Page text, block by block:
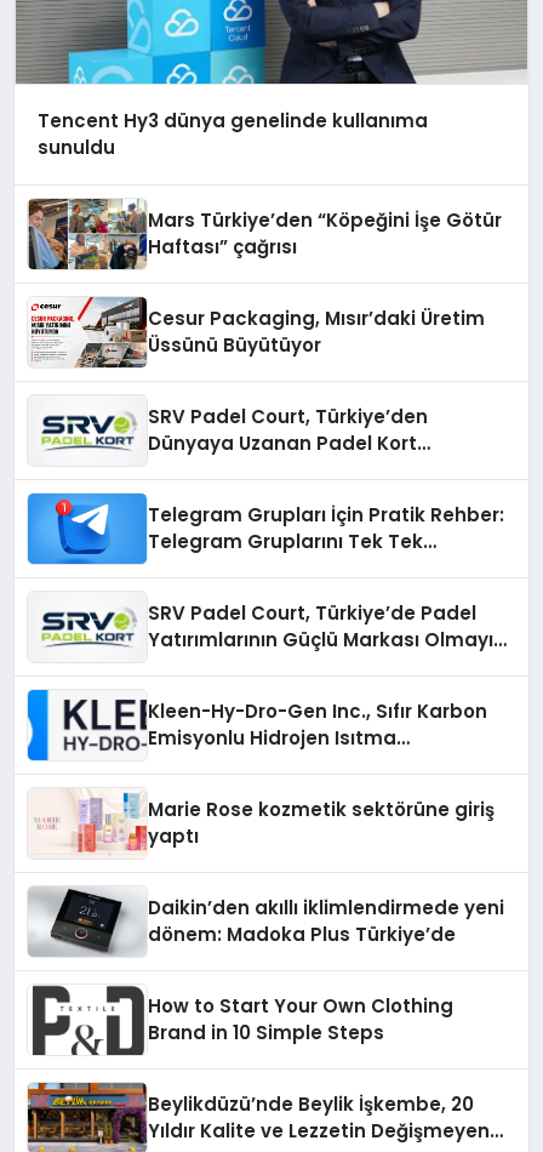
Tencent Hy3 dünya genelinde kullanıma
sunuldu
Mars Türkiye’den “Köpeğini İşe Götür
Haftası” çağrısı
Cesur Packaging, Mısır’daki Üretim
Üssünü Büyütüyor
SRV Padel Court, Türkiye’den
Dünyaya Uzanan Padel Kort
Telegram Grupları İçin Pratik Rehber:
Telegram Gruplarını Tek Tek
SRV Padel Court, Türkiye’de Padel
Yatırımlarının Güçlü Markası Olmayı
Kleen-Hy-Dro-Gen Inc., Sıfır Karbon
Emisyonlu Hidrojen Isıtma
Marie Rose kozmetik sektörüne giriş
yaptı
Daikin’den akıllı iklimlendirmede yeni
dönem: Madoka Plus Türkiye’de
How to Start Your Own Clothing
Brand in 10 Simple Steps
Beylikdüzü’nde Beylik İşkembe, 20
Yıldır Kalite ve Lezzetin Değişmeyen